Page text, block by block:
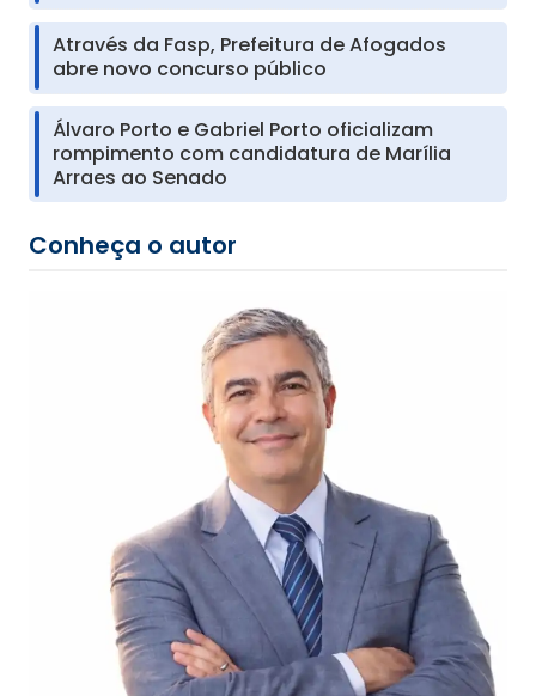
Através da Fasp, Prefeitura de Afogados
abre novo concurso público
Álvaro Porto e Gabriel Porto oficializam
rompimento com candidatura de Marília
Arraes ao Senado
Conheça o autor